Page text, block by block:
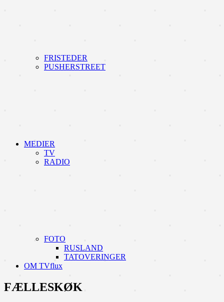
FRISTEDER
PUSHERSTREET
MEDIER
TV
RADIO
FOTO
RUSLAND
TATOVERINGER
OM TVflux
FÆLLESKØK